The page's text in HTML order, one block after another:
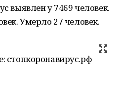
выявлен у 7469 человек.
Умерло 27 человек.
стопкоронавирус.рф